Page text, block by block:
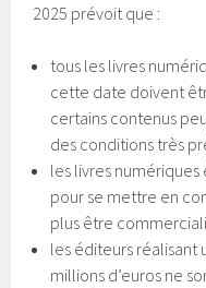
2025 prévoit que :
tous les livres
cette date doivent
certains contenus
des conditions très
les livres
pour se mettre en
plus être
les éditeurs réalisant
millions d’euros ne